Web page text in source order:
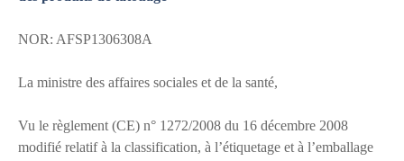
NOR: AFSP1306308A
La ministre des affaires sociales et de la santé,
Vu le règlement (CE) n° 1272/2008 du 16 décembre 2008
modifié relatif à la classification, à l’étiquetage et à l’emballage